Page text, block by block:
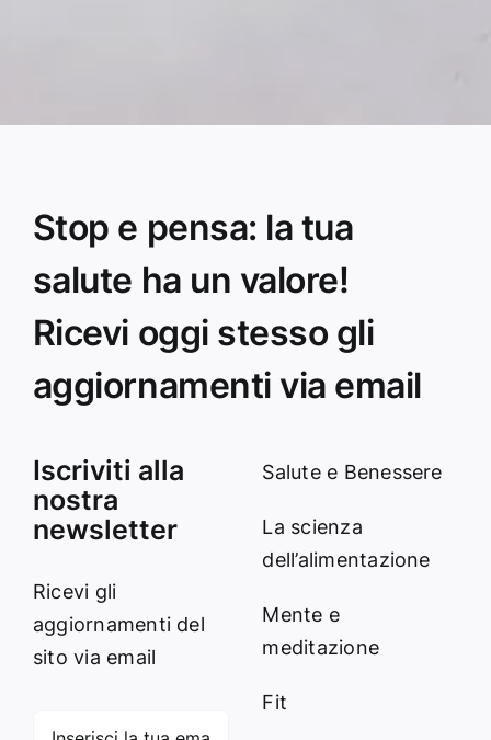
Stop e pensa: la tua
salute ha un valore!
Ricevi oggi stesso gli
aggiornamenti via email
Iscriviti alla
nostra
newsletter
Ricevi gli
aggiornamenti del
sito via email
Salute e Benessere
La scienza
dell’alimentazione
Mente e
meditazione
Fit